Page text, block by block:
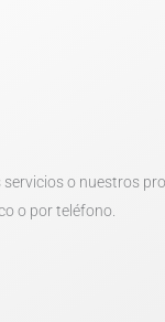
servicios o nuestros
o por teléfono.